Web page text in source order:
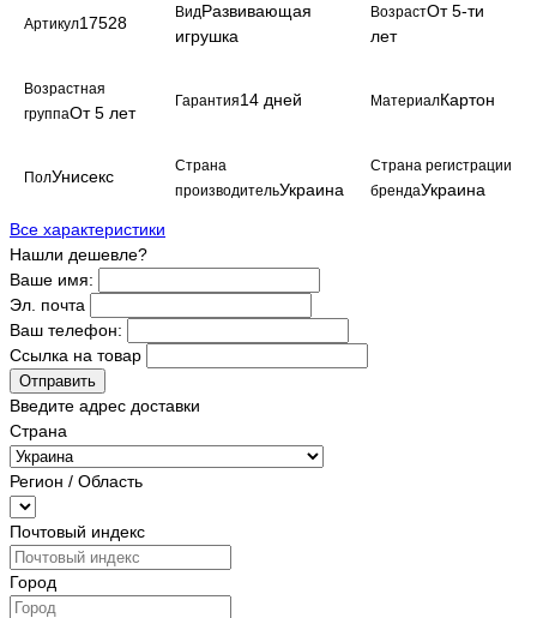
Артикул17528
ВидРазвивающая
игрушка
ВозрастОт 5-ти
лет
Возрастная
группаОт 5 лет
Гарантия14 дней МатериалКартон
ПолУнисекс
Страна
производительУкраина
Страна регистрации
брендаУкраина
Все характеристики
Нашли дешевле?
Ваше имя:
Эл. почта
Ваш телефон:
Ссылка на товар
Отправить
Введите адрес доставки
Страна
Регион / Область
Почтовый индекс
Город